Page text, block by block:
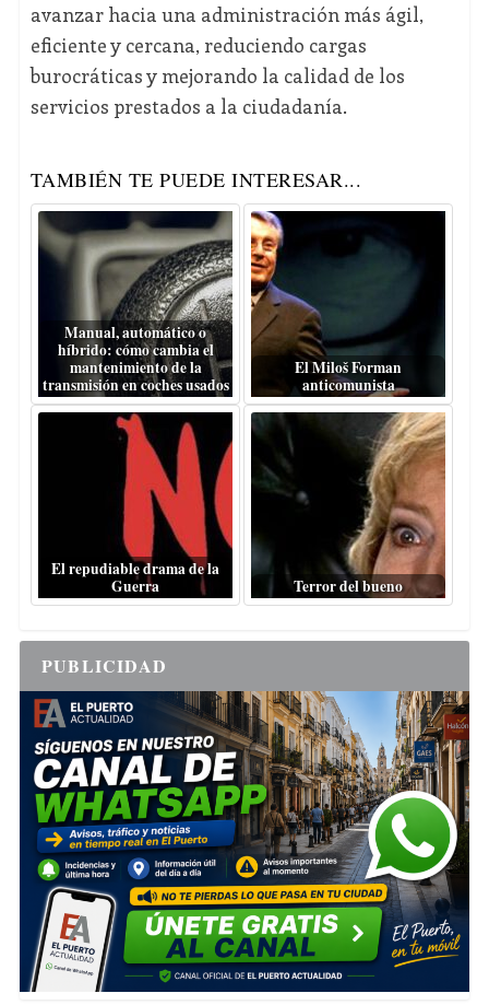
avanzar hacia una administración más ágil,
eficiente y cercana, reduciendo cargas
burocráticas y mejorando la calidad de los
servicios prestados a la ciudadanía.
TAMBIÉN TE PUEDE INTERESAR...
Manual, automático o
híbrido: cómo cambia el
mantenimiento de la
transmisión en coches usados
El Miloš Forman
anticomunista
El repudiable drama de la
Guerra
Terror del bueno
PUBLICIDAD